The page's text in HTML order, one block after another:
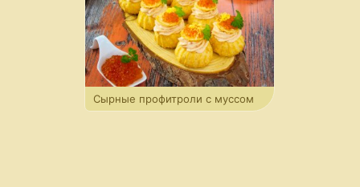
Сырные профитроли с муссом